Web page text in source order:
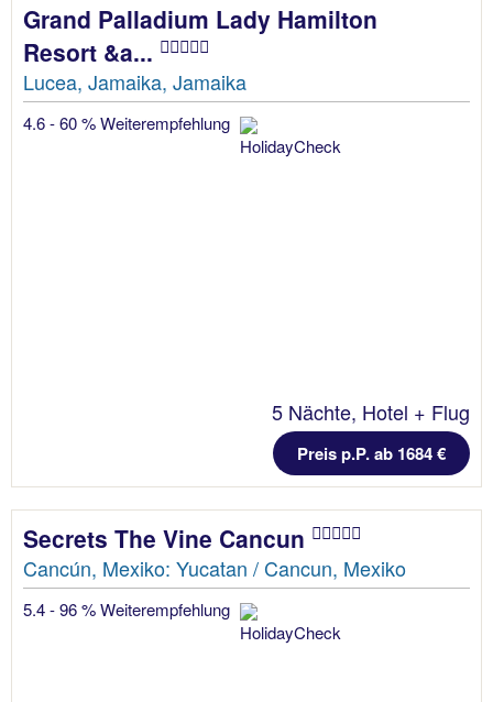
Grand Palladium Lady Hamilton
Resort &a...
Lucea, Jamaika, Jamaika
4.6 - 60 % Weiterempfehlung
5 Nächte, Hotel + Flug
Preis p.P. ab 1684 €
Secrets The Vine Cancun
Cancún, Mexiko: Yucatan / Cancun, Mexiko
5.4 - 96 % Weiterempfehlung